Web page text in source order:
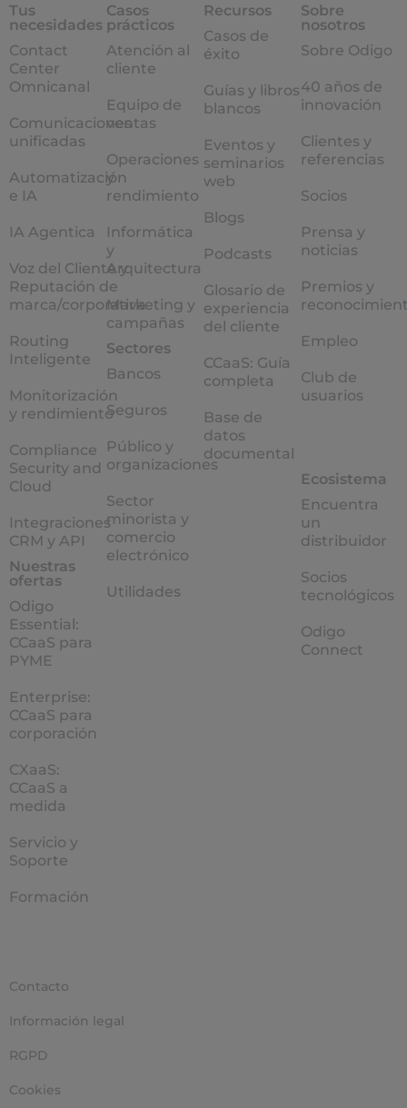
Tus
necesidades
Contact
Center
Omnicanal
Comunicaciones
unificadas
Automatización
e IA
IA Agentica
Voz del Cliente y
Reputación de
marca/corporativa
Routing
Inteligente
Monitorización
y rendimiento
Compliance
Security and
Cloud
Integraciones
CRM y API
Nuestras
ofertas
Odigo
Essential:
CCaaS para
PYME
Enterprise:
CCaaS para
corporación
CXaaS:
CCaaS a
medida
Servicio y
Soporte
Formación
Casos
prácticos
Atención al
cliente
Equipo de
ventas
Operaciones
y
rendimiento
Informática
y
Arquitectura
Marketing y
campañas
Sectores
Bancos
Seguros
Público y
organizaciones
Sector
minorista y
comercio
electrónico
Utilidades
Recursos
Casos de
éxito
Guías y libros
blancos
Eventos y
seminarios
web
Blogs
Podcasts
Glosario de
experiencia
del cliente
CCaaS: Guía
completa
Base de
datos
documental
Sobre
nosotros
Sobre Odigo
40 años de
innovación
Clientes y
referencias
Socios
Prensa y
noticias
Premios y
Empleo
Club de
usuarios
Ecosistema
Encuentra
un
distribuidor
Socios
tecnológicos
Odigo
Connect
Contacto
Información legal
RGPD
Cookies